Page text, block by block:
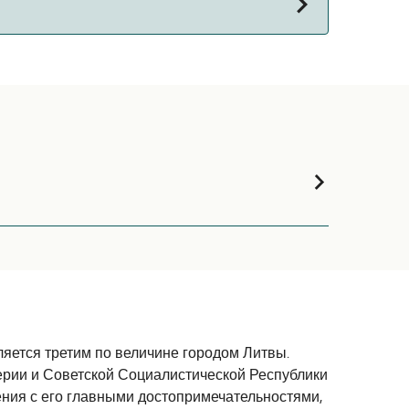
паромы с:
третим по величине городом Литвы.
и Советской Социалистической Республики
с его главными достопримечательностями,